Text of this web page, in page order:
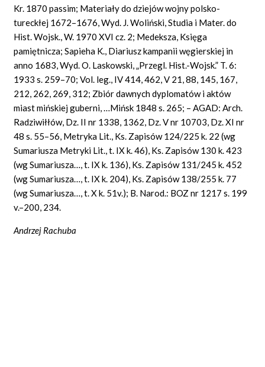
Kr. 1870 passim; Materiały do dziejów wojny polsko-
tureckłej 1672–1676, Wyd. J. Woliński, Studia i Mater. do
Hist.Wojsk., W. 1970 XVI cz. 2; Medeksza, Księga
pamiętnicza; Sapieha K., Diariusz kampanii węgierskiej in
anno 1683, Wyd. O. Laskowski, „Przegl. Hist.-Wojsk.” T. 6:
1933 s. 259–70;Vol. leg., IV 414, 462, V 21, 88, 145, 167,
212, 262, 269, 312; Zbiór dawnych dyplomatów i aktów
miast mińskiej guberni, …Mińsk 1848 s. 265; – AGAD:Arch.
Radziwiłłów, Dz. II nr 1338, 1362, Dz. V nr 10703, Dz. XI nr
48 s. 55–56, Metryka Lit., Ks. Zapisów 124/225 k. 22 (wg
Sumariusza Metryki Lit.,t. IX k. 46), Ks. Zapisów 130 k. 423
(wg Sumariusza…, t. IX k. 136), Ks. Zapisów 131/245 k. 452
(wg Sumariusza…, t. IX k. 204), Ks. Zapisów 138/255 k. 77
(wg Sumariusza…, t. X k. 51v.); B. Narod.: BOZ nr 1217 s. 199
v.–200, 234.
Andrzej Rachuba